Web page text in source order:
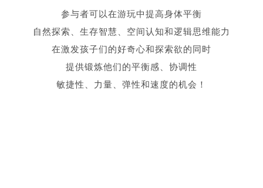
参与者可以在游玩中提高身体平衡
自然探索、生存智慧、空间认知和逻辑思维能力
在激发孩子们的好奇心和探索欲的同时
提供锻炼他们的平衡感、协调性
敏捷性、力量、弹性和速度的机会！